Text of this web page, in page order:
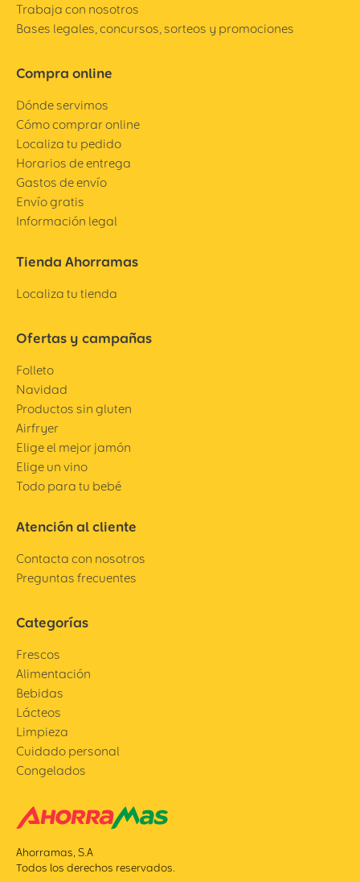
Trabaja con nosotros
Bases legales, concursos, sorteos y promociones
Compra online
Dónde servimos
Cómo comprar online
Localiza tu pedido
Horarios de entrega
Gastos de envío
Envío gratis
Información legal
Tienda Ahorramas
Localiza tu tienda
Ofertas y campañas
Folleto
Navidad
Productos sin gluten
Airfryer
Elige el mejor jamón
Elige un vino
Todo para tu bebé
Atención al cliente
Contacta con nosotros
Preguntas frecuentes
Categorías
Frescos
Alimentación
Bebidas
Lácteos
Limpieza
Cuidado personal
Congelados
Ahorramas, S.A
Todos los derechos reservados.